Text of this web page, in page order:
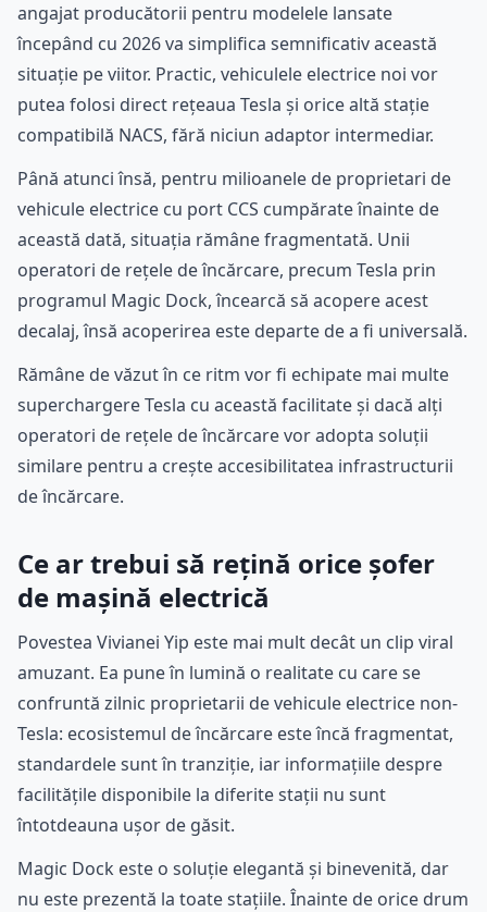
angajat producătorii pentru modelele lansate
începând cu 2026 va simplifica semnificativ această
situație pe viitor. Practic, vehiculele electrice noi vor
putea folosi direct rețeaua Tesla și orice altă stație
compatibilă NACS, fără niciun adaptor intermediar.
Până atunci însă, pentru milioanele de proprietari de
vehicule electrice cu port CCS cumpărate înainte de
această dată, situația rămâne fragmentată. Unii
operatori de rețele de încărcare, precum Tesla prin
programul Magic Dock, încearcă să acopere acest
decalaj, însă acoperirea este departe de a fi universală.
Rămâne de văzut în ce ritm vor fi echipate mai multe
superchargere Tesla cu această facilitate și dacă alți
operatori de rețele de încărcare vor adopta soluții
similare pentru a crește accesibilitatea infrastructurii
de încărcare.
Ce ar trebui să rețină orice șofer
de mașină electrică
Povestea Vivianei Yip este mai mult decât un clip viral
amuzant. Ea pune în lumină o realitate cu care se
confruntă zilnic proprietarii de vehicule electrice non-
Tesla: ecosistemul de încărcare este încă fragmentat,
standardele sunt în tranziție, iar informațiile despre
facilitățile disponibile la diferite stații nu sunt
întotdeauna ușor de găsit.
Magic Dock este o soluție elegantă și binevenită, dar
nu este prezentă la toate stațiile. Înainte de orice drum